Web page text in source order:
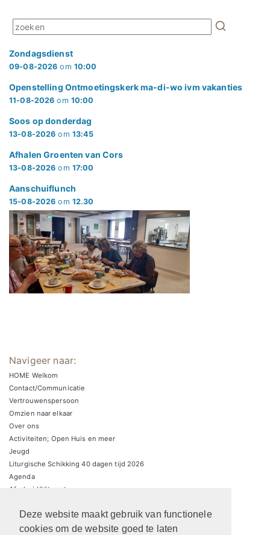
Deze website maakt gebruik van functionele
cookies om de website goed te laten
Zondagsdienst
09-08-2026 om 10:00
Openstelling Ontmoetingskerk ma-di-wo ivm vakanties
11-08-2026 om 10:00
Soos op donderdag
13-08-2026 om 13:45
Afhalen Groenten van Cors
13-08-2026 om 17:00
Aanschuiflunch
15-08-2026 om 12.30
Navigeer naar:
HOME Welkom
Contact/Communicatie
Vertrouwenspersoon
Omzien naar elkaar
Over ons
Activiteiten; Open Huis en meer
Jeugd
Liturgische Schikking 40 dagen tijd 2026
Agenda
Afscheid/Uitvaart
Zaalverhuur/parkeren
ARCHIEF Liturgische schikkingen